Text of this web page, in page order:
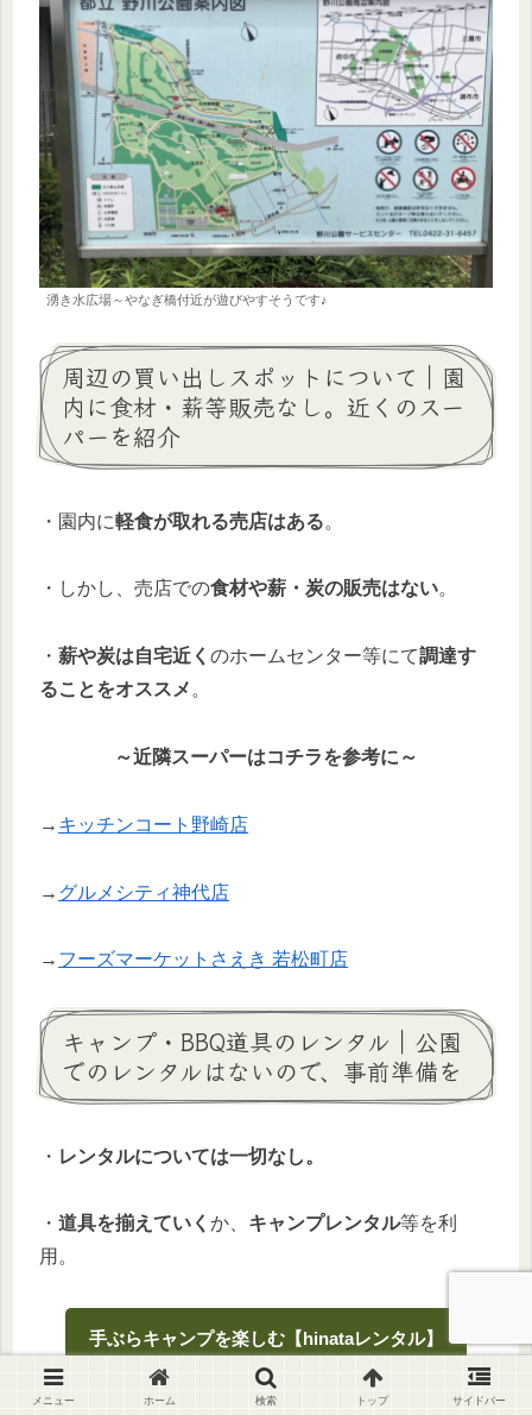
湧き水広場～やなぎ橋付近が遊びやすそうです♪
周辺の買い出しスポットについて｜園
内に食材・薪等販売なし。近くのスー
パーを紹介
・園内に軽食が取れる売店はある。
・しかし、売店での食材や薪・炭の販売はない。
・ 薪や炭は自宅近く のホームセンター等にて調達す
ることをオススメ 。
～近隣スーパーはコチラを参考に～
→ キッチンコート野崎店
→ グルメシティ神代店
→ フーズマーケットさえき 若松町店
キャンプ・BBQ道具のレンタル｜公園
でのレンタルはないので、事前準備を
・ レンタルについては一切なし。
・ 道具を揃えていく か、 キャンプレンタル等を利
用。
手ぶらキャンプを楽しむ【hinataレンタル】
メニュー ホーム 検索 トップ サイドバー